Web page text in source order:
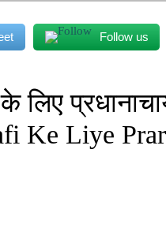
Follow us
लिए
Ke Liye